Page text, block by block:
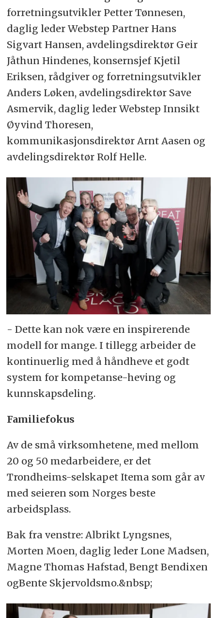
forretningsutvikler Petter Tønnesen,
daglig leder Webstep Partner Hans
Sigvart Hansen, avdelingsdirektør Geir
Jåthun Hindenes, konsernsjef Kjetil
Eriksen, rådgiver og forretningsutvikler
Anders Løken, avdelingsdirektør Save
Asmervik, daglig leder Webstep Innsikt
Øyvind Thoresen,
kommunikasjonsdirektør Arnt Aasen og
avdelingsdirektør Rolf Helle.
- Dette kan nok være en inspirerende
modell for mange. I tillegg arbeider de
kontinuerlig med å håndheve et godt
system for kompetanse-heving og
kunnskapsdeling.
Familiefokus
Av de små virksomhetene, med mellom
20 og 50 medarbeidere, er det
Trondheims-selskapet Itema som går av
med seieren som Norges beste
arbeidsplass.
Bak fra venstre: Albrikt Lyngsnes,
Morten Moen, daglig leder Lone Madsen,
Magne Thomas Hafstad, Bengt Bendixen
ogBente Skjervoldsmo.&nbsp;